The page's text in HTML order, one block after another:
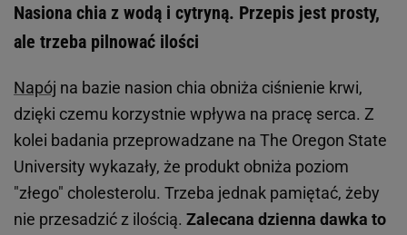
Nasiona chia z wodą i cytryną. Przepis jest prosty,
ale trzeba pilnować ilości
Napój na bazie nasion chia obniża ciśnienie krwi,
dzięki czemu korzystnie wpływa na pracę serca. Z
kolei badania przeprowadzane na The Oregon State
University wykazały, że produkt obniża poziom
"złego" cholesterolu. Trzeba jednak pamiętać, żeby
nie przesadzić z ilością. Zalecana dzienna dawka to